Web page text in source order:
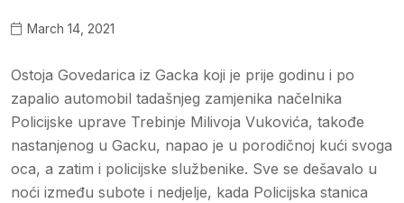
March 14, 2021
Ostoja Govedarica iz Gacka koji je prije godinu i po
zapalio automobil tadašnjeg zamjenika načelnika
Policijske uprave Trebinje Milivoja Vukovića, takođe
nastanjenog u Gacku, napao je u porodičnoj kući svoga
oca, a zatim i policijske službenike. Sve se dešavalo u
noći između subote i nedjelje, kada Policijska stanica